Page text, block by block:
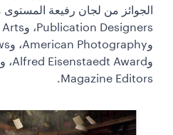
Magazine Editors.